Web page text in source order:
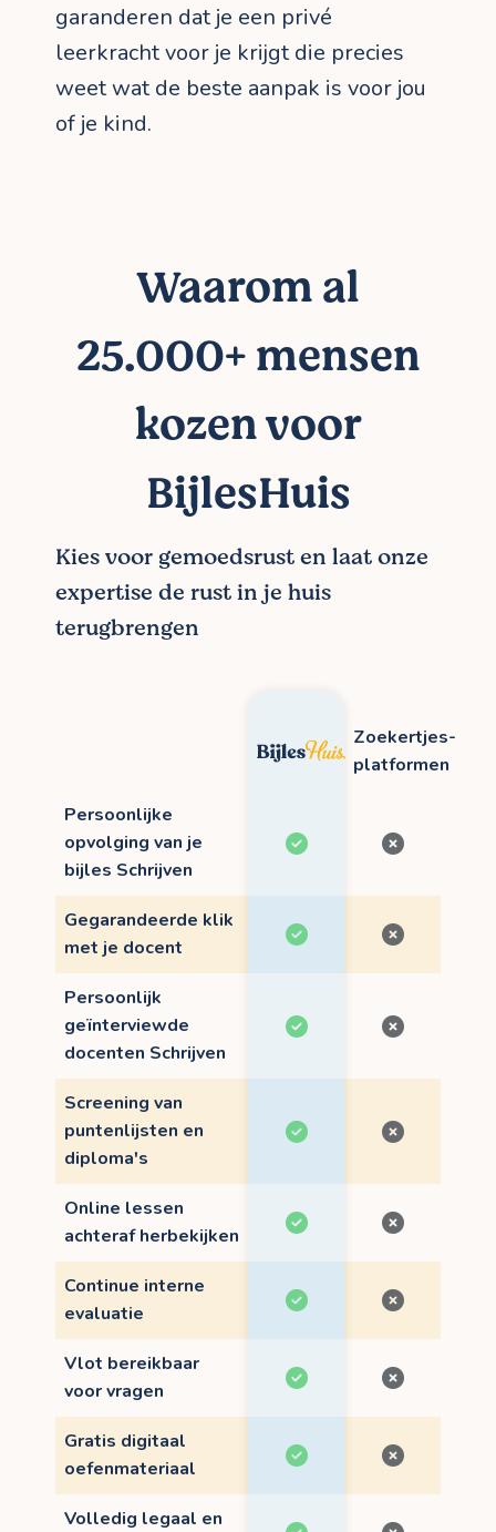
garanderen dat je een privé
leerkracht voor je krijgt die precies
weet wat de beste aanpak is voor jou
of je kind.
Waarom al
25.000+ mensen
kozen voor
BijlesHuis
Kies voor gemoedsrust en laat onze
expertise de rust in je huis
terugbrengen
Zoekertjes-
platformen
Persoonlijke
opvolging van je
bijles Schrijven
Gegarandeerde klik
met je docent
Persoonlijk
geïnterviewde
docenten Schrijven
Screening van
puntenlijsten en
diploma's
Online lessen
achteraf herbekijken
Continue interne
evaluatie
Vlot bereikbaar
voor vragen
Gratis digitaal
oefenmateriaal
Volledig legaal en